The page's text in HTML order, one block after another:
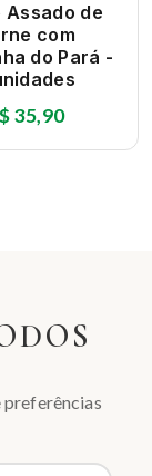
Assado de
com
do Pará -
35,90
preferências